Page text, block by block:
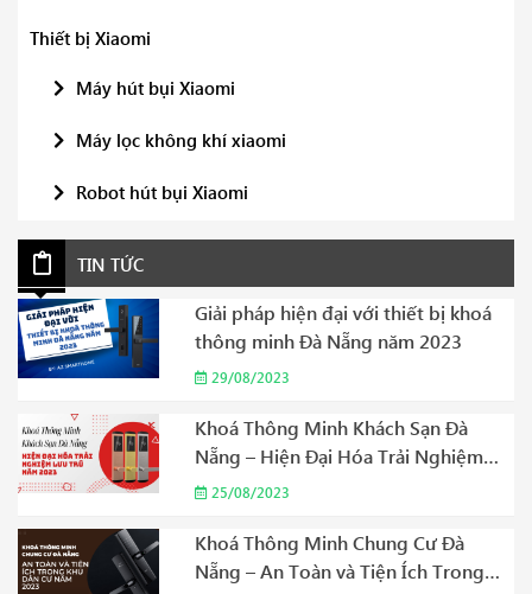
Thiết bị Xiaomi
Máy hút bụi Xiaomi
Máy lọc không khí xiaomi
Robot hút bụi Xiaomi
TIN TỨC
Giải pháp hiện đại với thiết bị khoá
thông minh Đà Nẵng năm 2023
29/08/2023
Khoá Thông Minh Khách Sạn Đà
Nẵng – Hiện Đại Hóa Trải Nghiệm
Lưu Trú Năm 2023
25/08/2023
Khoá Thông Minh Chung Cư Đà
Nẵng – An Toàn và Tiện Ích Trong